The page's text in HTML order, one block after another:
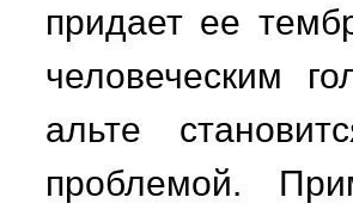
придает ее
человеческим
альте
проблемой.